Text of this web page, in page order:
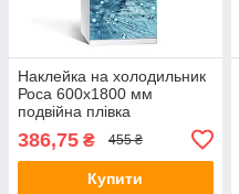
Наклейка на холодильник
Роса 600х1800 мм
подвійна плівка
кульбаби краплі води
386,75 ₴ 455 ₴
Купити